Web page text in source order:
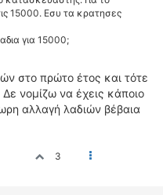
15000. Εσυ τα κρατησες
για 15000;
στο πρώτο έτος και τότε
νομίζω να έχεις κάποιο
αλλαγή λαδιών βέβαια
3